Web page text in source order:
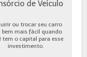
de Veículo
ou trocar seu carro
bem mais fácil quando
tem o capital para esse
investimento.